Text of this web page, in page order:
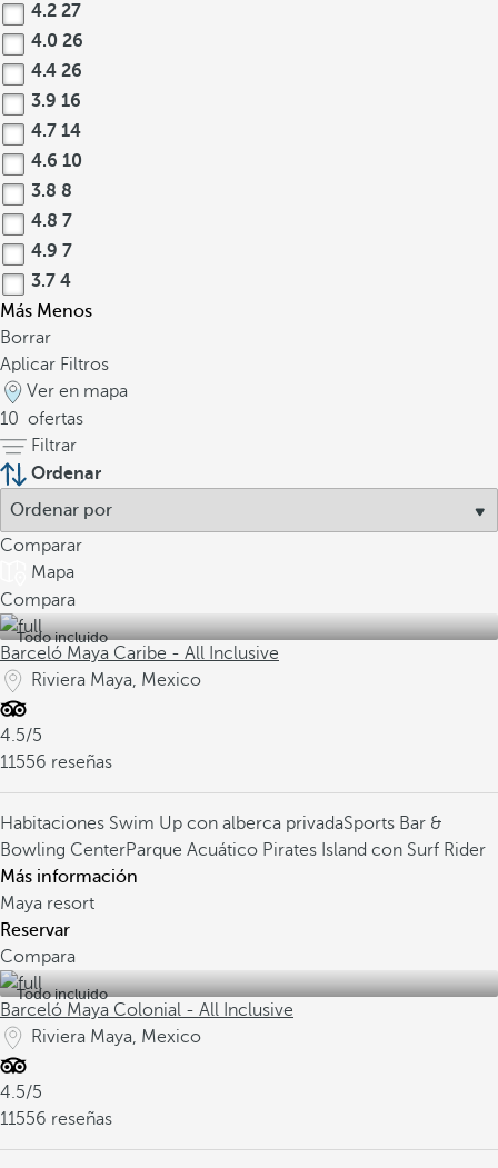
4.2 27
4.0 26
4.4 26
3.9 16
4.7 14
4.6 10
3.8 8
4.8 7
4.9 7
3.7 4
Más Menos
Borrar
Aplicar Filtros
Ver en mapa
10 ofertas
Filtrar
Ordenar
Comparar
Mapa
Compara
Todo incluido
Barceló Maya Caribe - All Inclusive
Riviera Maya, Mexico
4.5/5
11556 reseñas
Habitaciones Swim Up con alberca privadaSports Bar &
Bowling CenterParque Acuático Pirates Island con Surf Rider
Más información
Maya resort
Reservar
Compara
Todo incluido
Barceló Maya Colonial - All Inclusive
Riviera Maya, Mexico
4.5/5
11556 reseñas